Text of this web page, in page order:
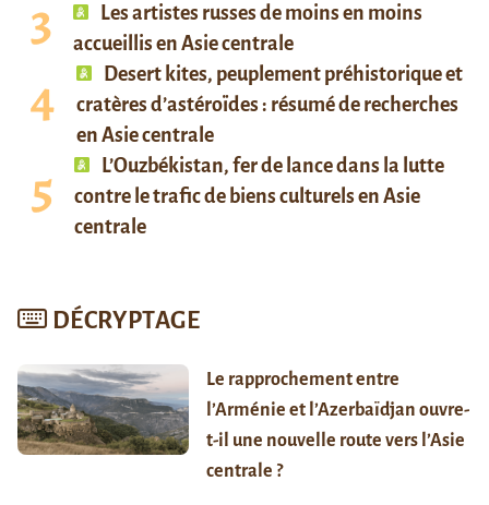
Les artistes russes de moins en moins
accueillis en Asie centrale
Desert kites, peuplement préhistorique et
cratères d’astéroïdes : résumé de recherches
en Asie centrale
L’Ouzbékistan, fer de lance dans la lutte
contre le trafic de biens culturels en Asie
centrale
DÉCRYPTAGE
Le rapprochement entre
l’Arménie et l’Azerbaïdjan ouvre-
t-il une nouvelle route vers l’Asie
centrale ?